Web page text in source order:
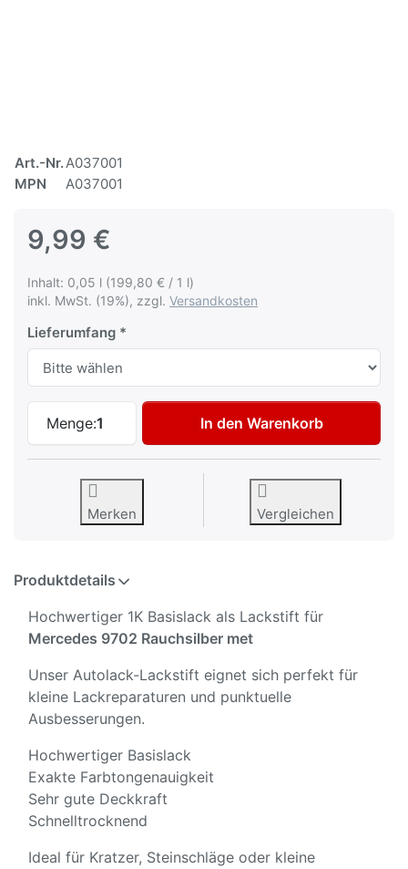
Art.-Nr.A037001
MPN
A037001
9,99 €
Inhalt: 0,05 l (199,80 € / 1 l)
inkl. MwSt. (19%), zzgl. Versandkosten
Lieferumfang
Menge:1
Autolack Lackstift für Mercedes 9702
In den Warenkorb
Merken Vergleichen
Produktdetails
Hochwertiger 1K Basislack als Lackstift für
Mercedes 9702 Rauchsilber met
Unser Autolack-Lackstift eignet sich perfekt für
kleine Lackreparaturen und punktuelle
Ausbesserungen.
Hochwertiger Basislack
Exakte Farbtongenauigkeit
Sehr gute Deckkraft
Schnelltrocknend
Ideal für Kratzer, Steinschläge oder kleine